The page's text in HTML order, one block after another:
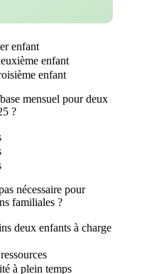
enfant
enfant
enfant
mensuel pour deux
?
nécessaire pour
familiales ?
deux enfants à charge
à plein temps